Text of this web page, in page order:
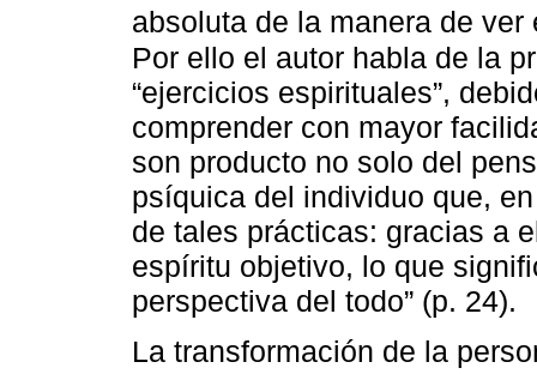
absoluta de la manera de ver
Por ello el autor habla de la
“ejercicios espirituales”,
comprender con mayor
son producto no solo del
psíquica del individuo que,
de tales prácticas: gracias a
espíritu objetivo, lo que
perspectiva del todo” (p. 24).
La transformación de la